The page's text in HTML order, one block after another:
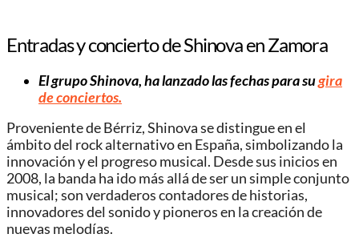
Entradas y concierto de Shinova en Zamora
El grupo Shinova, ha lanzado las fechas para sugira
de conciertos.
Proveniente de Bérriz, Shinova se distingue en el
ámbito del rock alternativo en España, simbolizando la
innovación y el progreso musical. Desde sus inicios en
2008, la banda ha ido más allá de ser un simple conjunto
musical; son verdaderos contadores de historias,
innovadores del sonido y pioneros en la creación de
nuevas melodías.